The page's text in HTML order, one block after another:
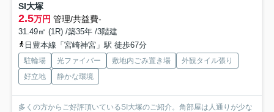
SI大塚
2.5万円 管理/共益費-
31.49㎡ (1R) /築35年 /3階建
日豊本線「宮崎神宮」駅 徒歩67分
駐輪場 光ファイバー 敷地内ごみ置き場
外観タイル張り
好立地
静かな環境
多くの方からご好評頂いているSI大塚のご紹介。角部屋は人通りが少な